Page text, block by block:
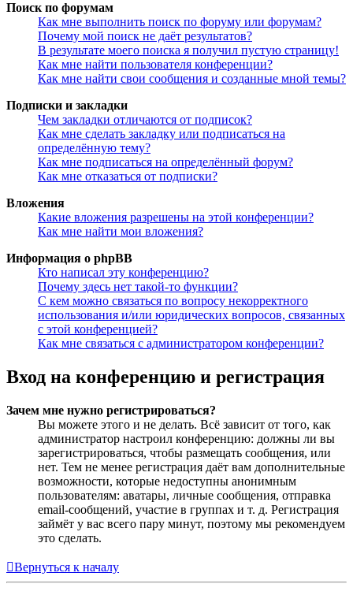
Поиск по форумам
Как мне выполнить поиск по форуму или форумам?
Почему мой поиск не даёт результатов?
В результате моего поиска я получил пустую страницу!
Как мне найти пользователя конференции?
Как мне найти свои сообщения и созданные мной темы?
Подписки и закладки
Чем закладки отличаются от подписок?
Как мне сделать закладку или подписаться на
определённую тему?
Как мне подписаться на определённый форум?
Как мне отказаться от подписки?
Вложения
Какие вложения разрешены на этой конференции?
Как мне найти мои вложения?
Информация о phpBB
Кто написал эту конференцию?
Почему здесь нет такой-то функции?
С кем можно связаться по вопросу некорректного
использования и/или юридических вопросов, связанных
с этой конференцией?
Как мне связаться с администратором конференции?
Вход на конференцию и регистрация
Зачем мне нужно регистрироваться?
Вы можете этого и не делать. Всё зависит от того, как
администратор настроил конференцию: должны ли вы
зарегистрироваться, чтобы размещать сообщения, или
нет. Тем не менее регистрация даёт вам дополнительные
возможности, которые недоступны анонимным
пользователям: аватары, личные сообщения, отправка
email-сообщений, участие в группах и т. д. Регистрация
займёт у вас всего пару минут, поэтому мы рекомендуем
это сделать.
Вернуться к началу